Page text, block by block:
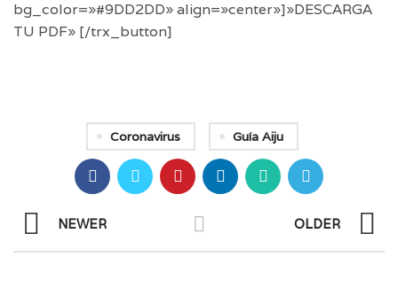
bg_color=»#9DD2DD» align=»center»]»DESCARGA
TU PDF» [/trx_button]
Coronavirus Guía Aiju
NEWER OLDER